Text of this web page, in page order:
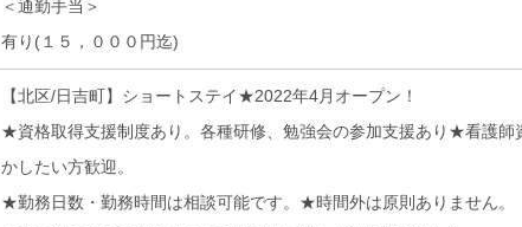
＜通勤手当＞
有り(１５，０００円迄)
【北区/日吉町】ショートステイ★2022年4月オープン！
★資格取得支援制度あり。各種研修、勉強会の参加支援あり★看護師
かしたい方歓迎。
★勤務日数・勤務時間は相談可能です。★時間外は原則ありません。